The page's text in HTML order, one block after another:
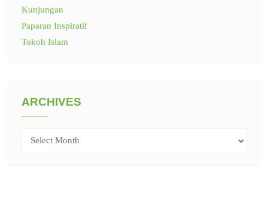
Kunjungan
Paparan Inspiratif
Tokoh Islam
ARCHIVES
Archives